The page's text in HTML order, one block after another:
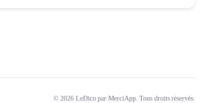
© 2026 LeDico par MerciApp. Tous droits réservés.